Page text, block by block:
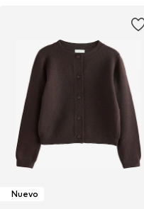
Nuevo